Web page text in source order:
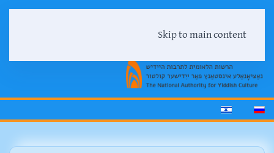
Skip to main content